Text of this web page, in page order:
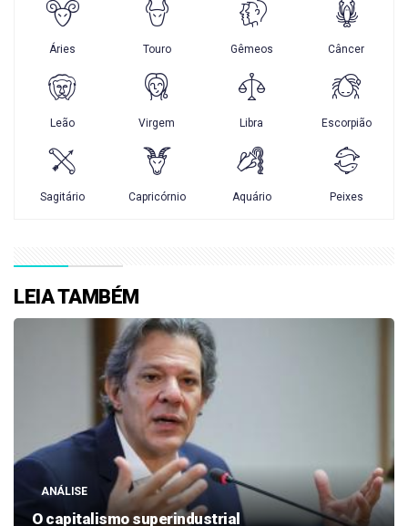
LEIA TAMBÉM
ANÁLISE
O capitalismo superindustrial